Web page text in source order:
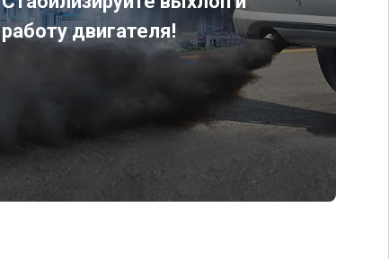
работу двигателя!